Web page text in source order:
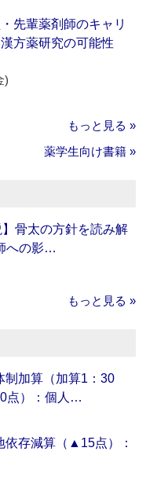
先輩薬剤師のキャリ
方薬研究の可能性
)
もっと見る »
薬学生向け書籍 »
】骨太の方針を読み解
への影…
もっと見る »
制加算（加算1：30
点）：個人…
依存減算（▲15点）：